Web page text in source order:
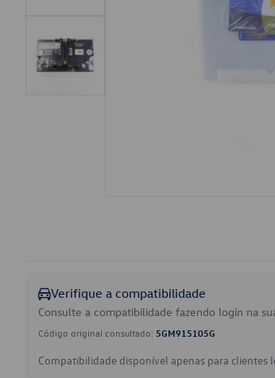
Verifique a compatibilidade
Consulte a compatibilidade fazendo login na
Código original consultado: 5GM915105G
Compatibilidade disponível apenas para clientes